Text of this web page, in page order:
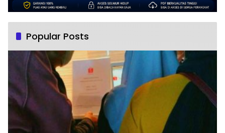
Popular Posts